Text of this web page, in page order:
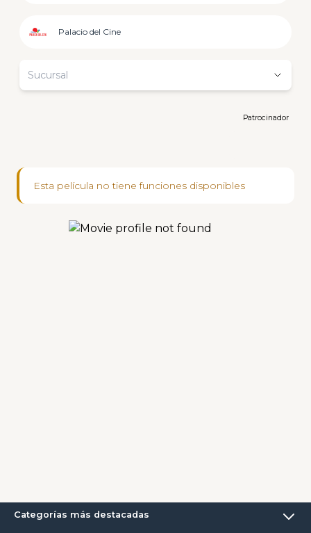
Palacio del Cine
Sucursal
Patrocinador
Esta película no tiene funciones disponibles
Categorías más destacadas